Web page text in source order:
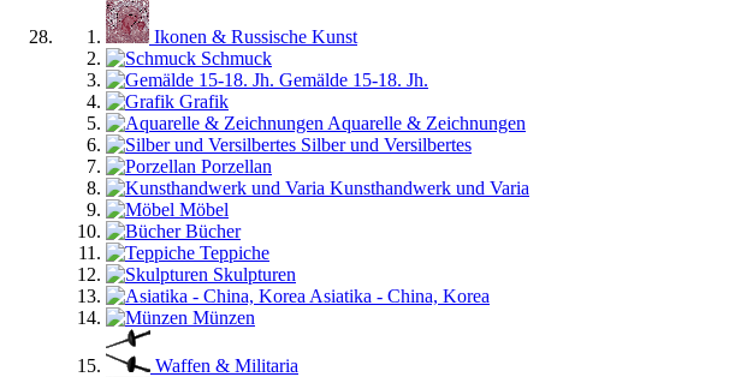
Ikonen & Russische Kunst
Schmuck
Gemälde 15-18. Jh.
Grafik
Aquarelle & Zeichnungen
Silber und Versilbertes
Porzellan
Kunsthandwerk und Varia
Möbel
Bücher
Teppiche
Skulpturen
Asiatika - China, Korea
Münzen
Waffen & Militaria